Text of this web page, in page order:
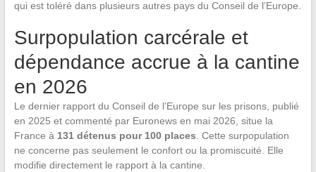
qui est toléré dans plusieurs autres pays du Conseil de l’Europe.
Surpopulation carcérale et
dépendance accrue à la cantine
en 2026
Le dernier rapport du Conseil de l’Europe sur les prisons, publié
en 2025 et commenté par Euronews en mai 2026, situe la
France à 131 détenus pour 100 places . Cette surpopulation
ne concerne pas seulement le confort ou la promiscuité. Elle
modifie directement le rapport à la cantine.